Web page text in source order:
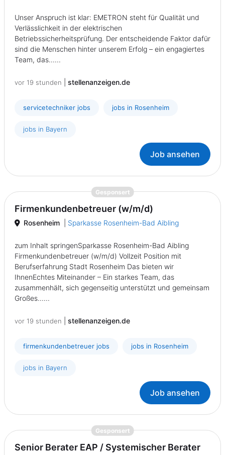
Unser Anspruch ist klar: EMETRON steht für Qualität und
Verlässlichkeit in der elektrischen
Betriebssicherheitsprüfung. Der entscheidende Faktor dafür
sind die Menschen hinter unserem Erfolg – ein engagiertes
Team, das......
vor 19 stunden stellenanzeigen.de
servicetechniker jobs jobs in Rosenheim
jobs in Bayern
Job ansehen
Gesponsert{prompt.job}
Firmenkundenbetreuer (w/m/d)
Rosenheim Sparkasse Rosenheim-Bad Aibling
zum Inhalt springenSparkasse Rosenheim-Bad Aibling
Firmenkundenbetreuer (w/m/d) Vollzeit Position mit
Berufserfahrung Stadt Rosenheim Das bieten wir
IhnenEchtes Miteinander – Ein starkes Team, das
zusammenhält, sich gegenseitig unterstützt und gemeinsam
Großes......
vor 19 stunden stellenanzeigen.de
firmenkundenbetreuer jobs jobs in Rosenheim
jobs in Bayern
Job ansehen
Gesponsert{prompt.job}
Senior Berater EAP / Systemischer Berater